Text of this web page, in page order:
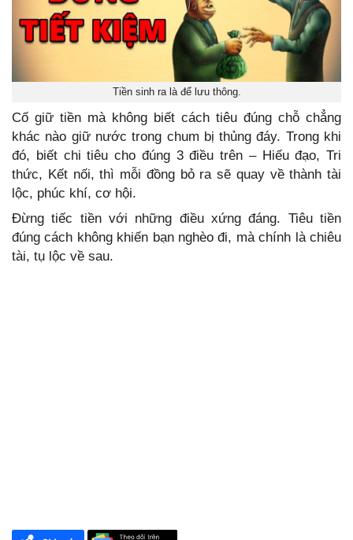
Tiền sinh ra là để lưu thông.
Cố giữ tiền mà không biết cách tiêu đúng chỗ chẳng
khác nào giữ nước trong chum bị thủng đáy. Trong khi
đó, biết chi tiêu cho đúng 3 điều trên – Hiếu đạo, Tri
thức, Kết nối, thì mỗi đồng bỏ ra sẽ quay về thành tài
lộc, phúc khí, cơ hội.
Đừng tiếc tiền với những điều xứng đáng. Tiêu tiền
đúng cách không khiến bạn nghèo đi, mà chính là chiêu
tài, tụ lộc về sau.